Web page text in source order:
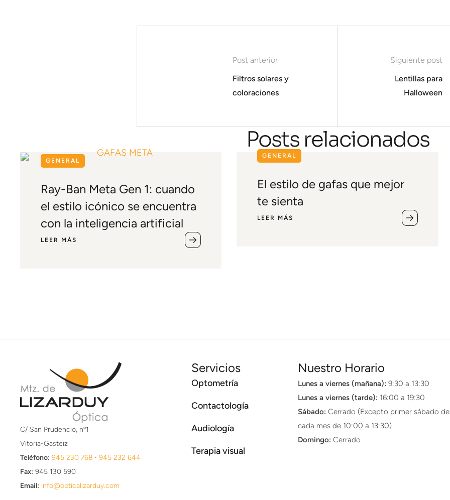
Post anterior
Filtros solares y
coloraciones
Siguiente post
Lentillas para
Halloween
Posts relacionados
GENERAL
Ray-Ban Meta Gen 1: cuando
el estilo icónico se encuentra
con la inteligencia artificial
LEER MÁS
GENERAL
El estilo de gafas que mejor
te sienta
LEER MÁS
C/ San Prudencio, nº1
Vitoria-Gasteiz
Teléfono: 945 230 768 · 945 232 644
Fax: 945 130 590
Email: info@opticalizarduy.com
Servicios
Optometría
Contactología
Audiología
Terapia visual
Nuestro Horario
Lunes a viernes (mañana): 9:30 a 13:30
Lunes a viernes (tarde): 16:00 a 19:30
Sábado: Cerrado (Excepto primer sábado de
cada mes de 10:00 a 13:30)
Domingo: Cerrado